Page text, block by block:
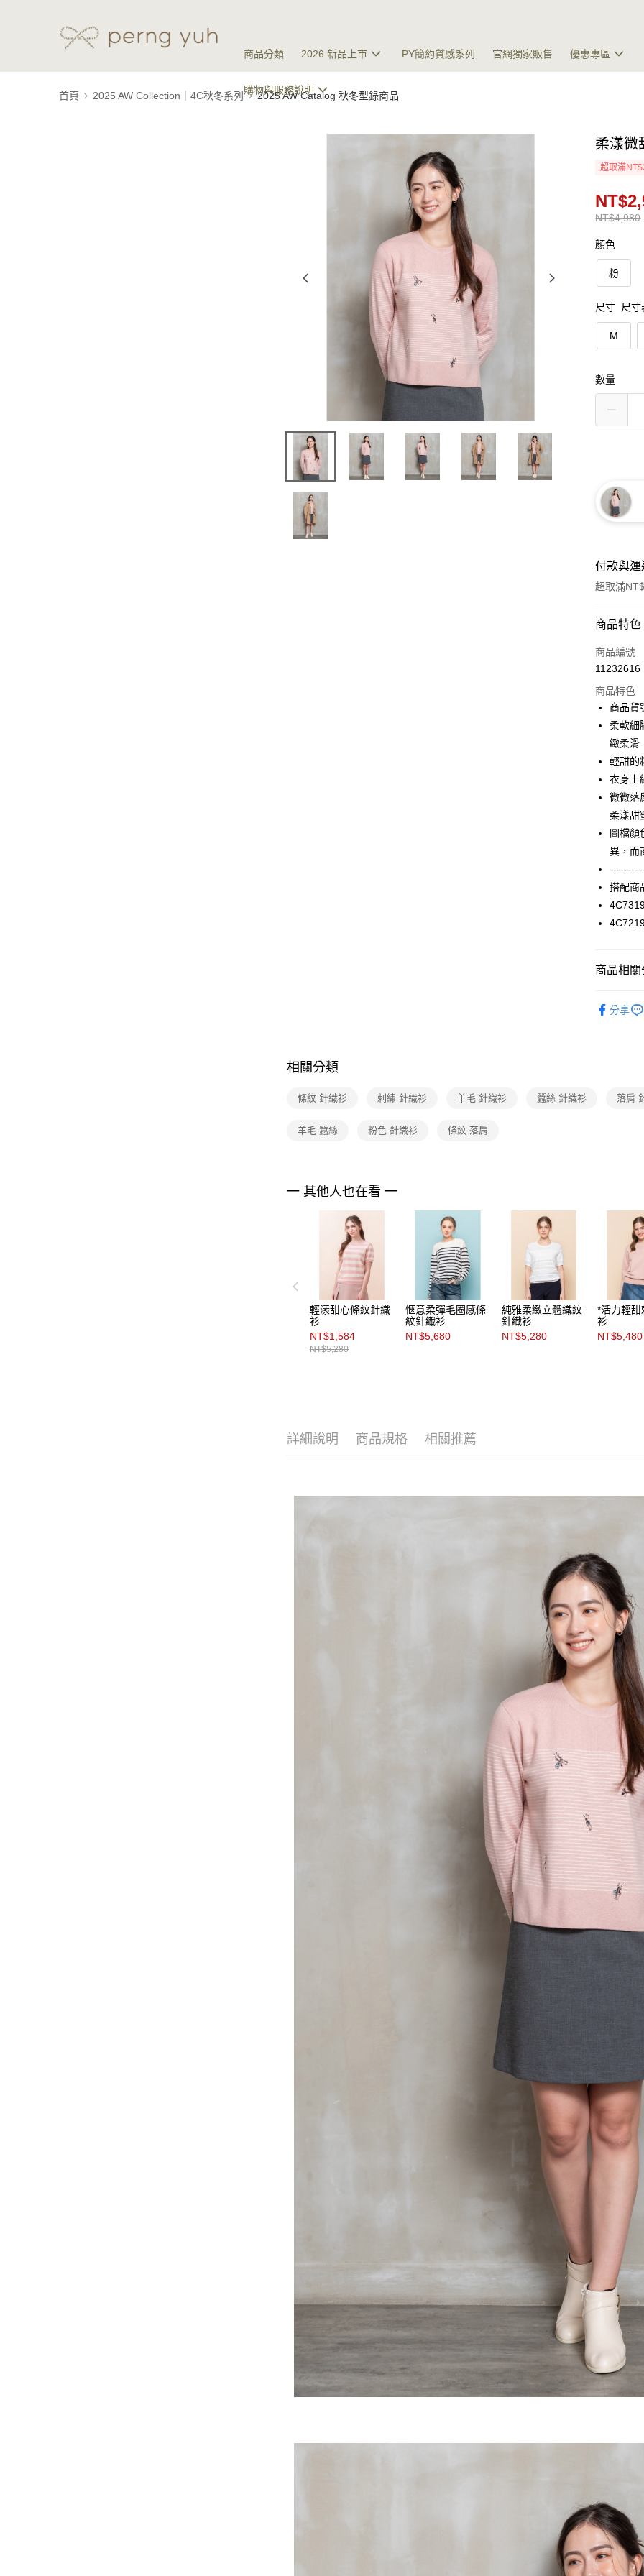
商品分類 2026 新品上市 PY簡約質感系列 官網獨家販售 優惠專區
購物與服務說明
首頁 2025 AW Collection｜4C秋冬系列 2025 AW Catalog 秋冬型錄商品
柔漾微
超取滿
NT$4,980
顏色
粉
尺寸 尺寸
M
數量
付款與
超取滿
付款方式
信用卡一
3 期
合作金
華南商
國泰世
臺灣中
匯豐（
聯邦商
元大商
台新國
台灣樂
LINE Pay
街口支付
相關說明
【關於「
AFTEE
２．便利
３．安心
【「
２．訂單
※ 請注意
絡購買商
【注意事
４．使用
即時審查
結果請求
５．嚴禁
形，恩沛
ATM付款
運送方式
付款後全
付款後7-
黑貓宅配
付款後門
商品特色
商品編號
11232616
商品特色
商品貨
柔軟細
緻柔滑
輕甜的
衣身上
微微落
柔漾甜
圖檔顏
異，而
搭配商
商品相關
商品分享
相關分類
條紋 針織衫 刺繡 針織衫 羊毛 針織衫 蠶絲 針織衫 落肩
羊毛 蠶絲 粉色 針織衫 條紋 落肩
一 其他人也在看 一
輕漾甜心條紋針織
衫
NT$1,584
NT$5,280
愜意柔彈毛圈感條
紋針織衫
NT$5,680
純雅柔緻立體織紋
針織衫
NT$5,280
*活力輕
衫
NT$5,480
詳細說明 商品規格 相關推薦